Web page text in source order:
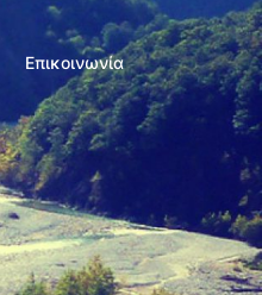
Επικοινωνία